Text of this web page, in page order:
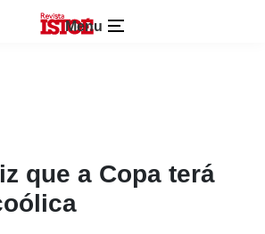
Menu
que a Copa terá